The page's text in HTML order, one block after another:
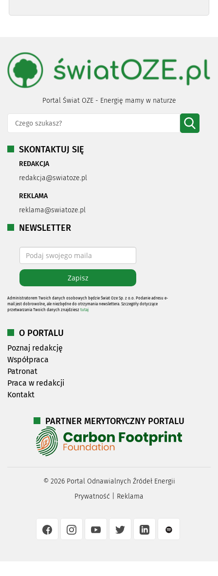
Portal Świat OZE - Energię mamy w naturze
SKONTAKTUJ SIĘ
REDAKCJA
redakcja@swiatoze.pl
REKLAMA
reklama@swiatoze.pl
NEWSLETTER
Administratorem Twoich danych osobowych będzie Świat Oze Sp. z o.o. Podanie adresu e-
mail jest dobrowolne, ale niezbędne do otrzymania newslettera. Szczegóły dotyczące
przetwarzania Twoich danych znajdziesz tutaj
O PORTALU
Poznaj redakcję
Współpraca
Patronat
Praca w redakcji
Kontakt
PARTNER MERYTORYCZNY PORTALU
© 2026Portal Odnawialnych Źródeł Energii
Prywatność
Reklama